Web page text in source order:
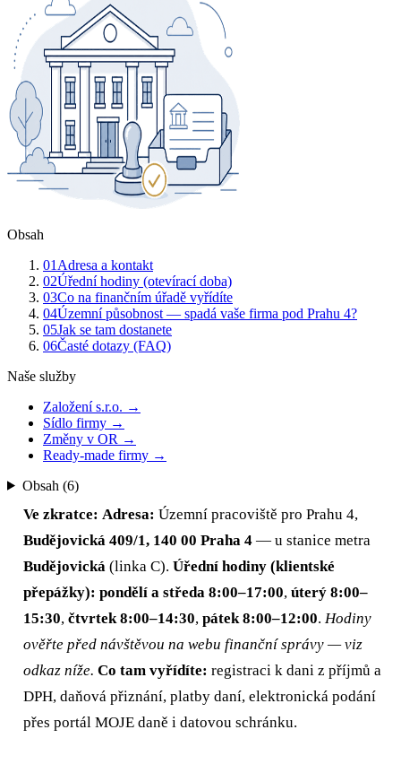
Obsah
01 Adresa a kontakt
02Úřední hodiny (otevírací doba)
03Co na finančním úřadě vyřídíte
04Územní působnost — spadá vaše firma pod Prahu 4?
05Jak se tam dostanete
06Časté dotazy (FAQ)
Naše služby
Založení s.r.o. →
Sídlo firmy →
Změny v OR →
Ready-made firmy →
Obsah (6)
Ve zkratce: Adresa: Územní pracoviště pro Prahu 4,
Budějovická 409/1, 140 00 Praha 4— u stanice metra
Budějovická(linka C). Úřední hodiny (klientské
přepážky): pondělí a středa 8:00–17:00, úterý 8:00–
15:30, čtvrtek 8:00–14:30, pátek 8:00–12:00. Hodiny
ověřte před návštěvou na webu finanční správy — viz
odkaz níže. Co tam vyřídíte: registraci k dani z příjmů a
DPH, daňová přiznání, platby daní, elektronická podání
přes portál MOJE daně i datovou schránku.